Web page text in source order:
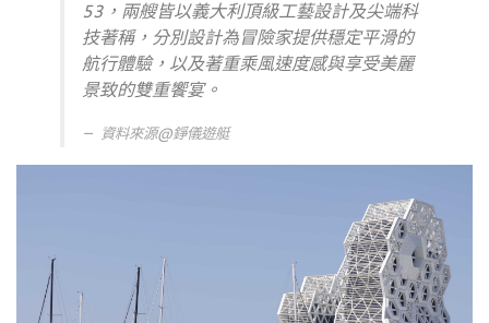
53，兩艘皆以義大利頂級工藝設計及尖端科
技著稱，分別設計為冒險家提供穩定平滑的
航行體驗，以及著重乘風速度感與享受美麗
景致的雙重饗宴。
資料來源@錚儀遊艇